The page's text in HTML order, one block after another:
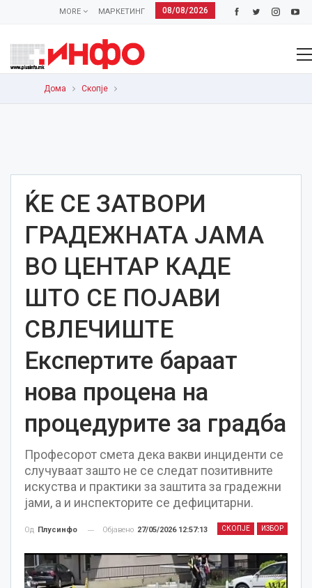
08/08/2026
МАРКЕТИНГ
MORE
Дома Скопје
ЌЕ СЕ ЗАТВОРИ
ГРАДЕЖНАТА ЈАМА
ВО ЦЕНТАР КАДЕ
ШТО СЕ ПОЈАВИ
СВЛЕЧИШТЕ
Експертите бараат
нова процена на
процедурите за градба
Професорот смета дека вакви инциденти се
случуваат зашто не се следат позитивните
искуства и практики за заштита за градежни
јами, а и инспекторите се дефицитарни.
СКОПЈЕ ИЗБОР
Од Плусинфо Објавено 27/05/2026 12:57:13